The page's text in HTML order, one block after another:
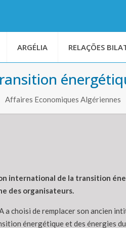
ARGÉLIA RELAÇÕES
Affaires Economiques Algériennes
international de la transition
des organisateurs.
a choisi de remplacer son ancien
énergétique et des énergies du